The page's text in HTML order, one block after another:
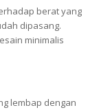
berat yang
dipasang.
minimalis
lembap dengan